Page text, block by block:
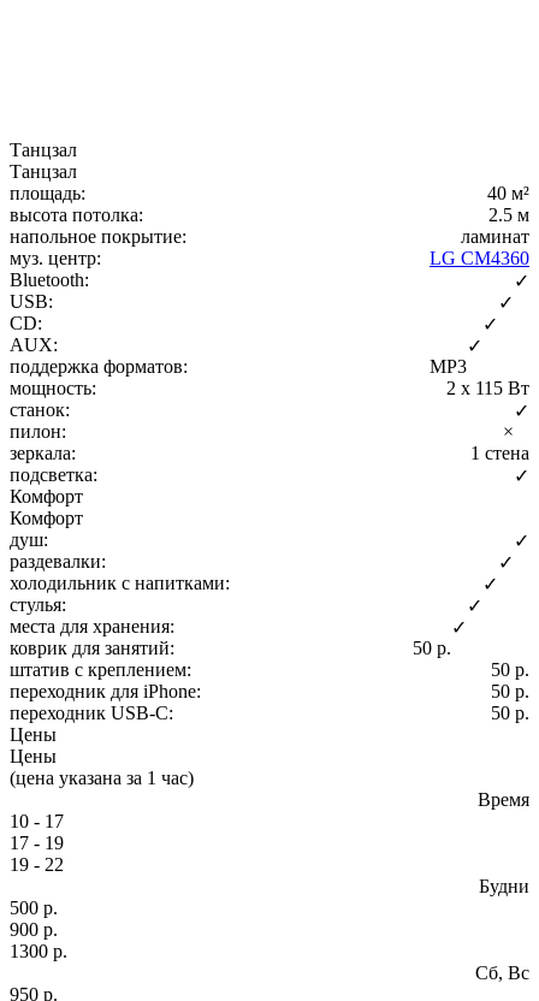
Танцзал
Танцзал
площадь:
40 м²
высота потолка:
2.5 м
напольное покрытие:
ламинат
муз. центр:
LG CM4360
Bluetooth:
✓
USB:
✓
CD:
✓
AUX:
✓
поддержка форматов:
MP3
мощность:
2 x 115 Вт
станок:
✓
пилон:
×
зеркала:
1 стена
подсветка:
✓
Комфорт
Комфорт
душ:
✓
раздевалки:
✓
холодильник с напитками:
✓
стулья:
✓
места для хранения:
✓
коврик для занятий:
50 р.
штатив с креплением:
50 р.
переходник для iPhone:
50 р.
переходник USB-C:
50 р.
Цены
Цены
(цена указана за 1 час)
Время
10 - 17
17 - 19
19 - 22
Будни
500 р.
900 р.
1300 р.
Сб, Вс
950 р.